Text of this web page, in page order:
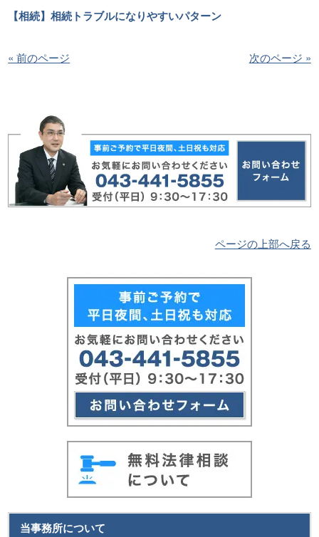
【相続】相続トラブルになりやすいパターン
« 前のページ 次のページ »
ページの上部へ戻る
当事務所について